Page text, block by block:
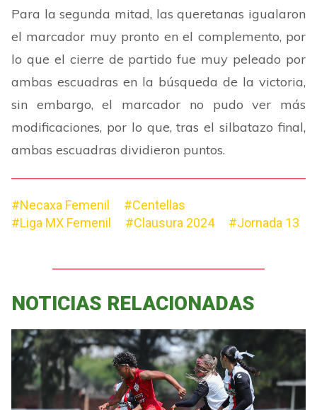
Para la segunda mitad, las queretanas igualaron
el marcador muy pronto en el complemento, por
lo que el cierre de partido fue muy peleado por
ambas escuadras en la búsqueda de la victoria,
sin embargo, el marcador no pudo ver más
modificaciones, por lo que, tras el silbatazo final,
ambas escuadras dividieron puntos.
#Necaxa Femenil
#Centellas
#Liga MX Femenil
#Clausura 2024 #Jornada 13
NOTICIAS RELACIONADAS